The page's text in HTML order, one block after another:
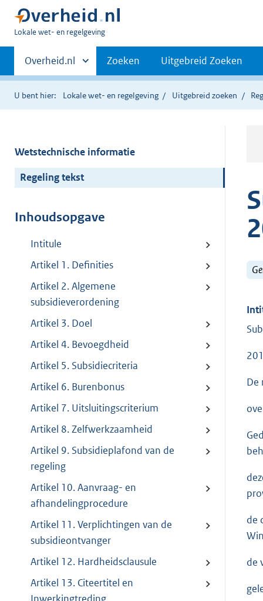
U
hier:
Lokale wet- en regelgeving
Primaire
navigatie
Andere
sites
binnen
Overheid.nl Zoeken Uitgebreid Zoeken
U bent hier: Lokale wet- en regelgeving Uitgebreid zoeken
Wetstechnische informatie
Regeling tekst
Inhoudsopgave
Intitule
Artikel 1. Definities
Artikel 2. Algemene
subsidieverordening
Artikel 3. Doel
Artikel 4. Bevoegdheid
Artikel 5. Subsidiecriteria
Artikel 6. Burenbonus
Artikel 7. Uitsluitingscriterium
Artikel 8. Zelfwerkzaamheid
Artikel 9. Subsidieplafond van de
regeling
Artikel 10. Aanvraag- en
afhandelingprocedure
Artikel 11. Verplichtingen van de
subsidieontvanger
Artikel 12. Hardheidsclausule
Artikel 13. Citeertitel en
De
de
de